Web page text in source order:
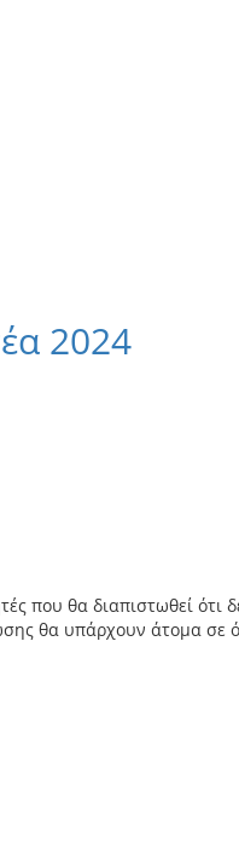
2024
που θα διαπιστωθεί ότι
θα υπάρχουν άτομα σε